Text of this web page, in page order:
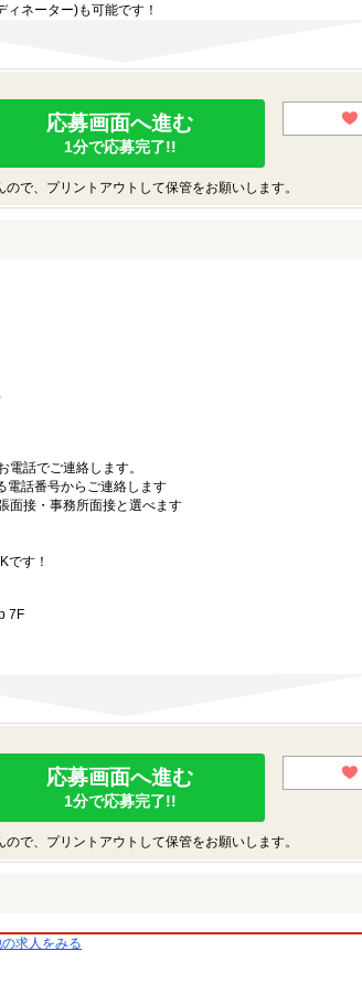
ネーター)も可能です！
応募画面へ進む
1分で応募完了!!
で、プリントアウトして保管をお願いします。
話でご連絡します。
話番号からご連絡します
面接・事務所面接と選べます
です！
7F
応募画面へ進む
1分で応募完了!!
で、プリントアウトして保管をお願いします。
求人をみる